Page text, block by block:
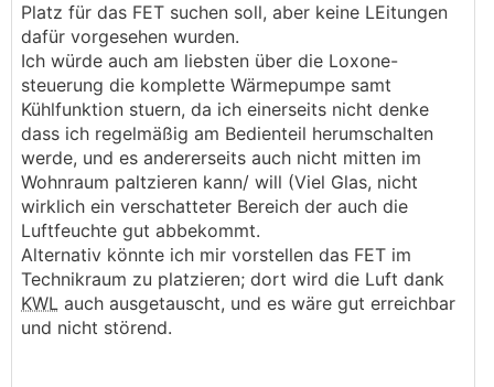
Platz für das FET suchen soll, aber keine LEitungen
dafür vorgesehen wurden.
Ich würde auch am liebsten über die Loxone-
steuerung die komplette Wärmepumpe samt
Kühlfunktion stuern, da ich einerseits nicht denke
dass ich regelmäßig am Bedienteil herumschalten
werde, und es andererseits auch nicht mitten im
Wohnraum paltzieren kann/ will (Viel Glas, nicht
wirklich ein verschatteter Bereich der auch die
Luftfeuchte gut abbekommt.
Alternativ könnte ich mir vorstellen das FET im
Technikraum zu platzieren; dort wird die Luft dank
KWL auch ausgetauscht, und es wäre gut erreichbar
und nicht störend.